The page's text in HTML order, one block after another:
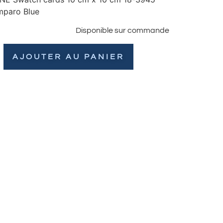
Blue
Disponible sur commande
AJOUTER AU PANIER